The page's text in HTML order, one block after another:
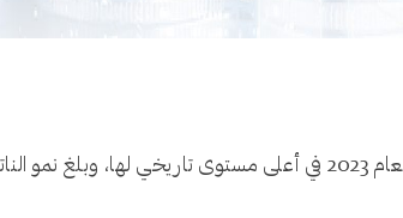
على الصعيد الاقتصادي، بلغت مساهمة الأنشطة غير النفطية في الناتج المحلي الإجمالي ما نسبته 50% لعام 2023 في أعلى مستوى تاريخي